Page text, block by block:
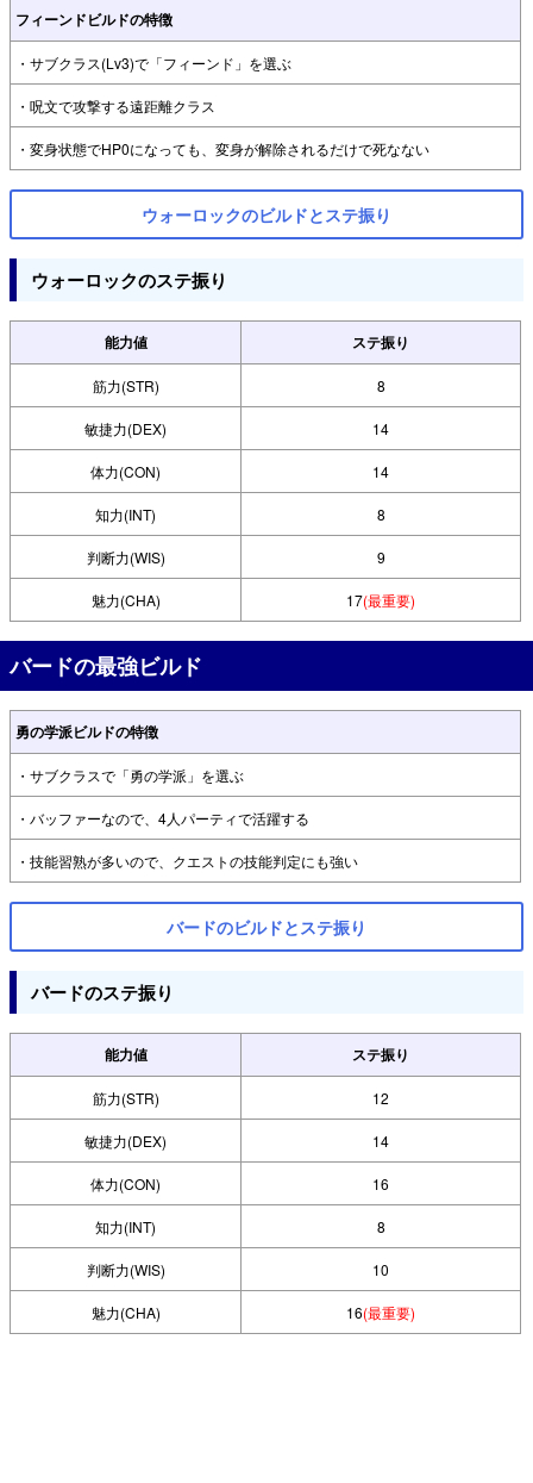
フィーンドビルドの特徴
・サブクラス(Lv3)で「フィーンド」を選ぶ
・呪文で攻撃する遠距離クラス
・変身状態でHP0になっても、変身が解除されるだけで死なない
ウォーロックのビルドとステ振り
ウォーロックのステ振り
能力値 ステ振り
筋力(STR) 8
敏捷力(DEX) 14
体力(CON) 14
知力(INT) 8
判断力(WIS) 9
魅力(CHA) 17(最重要)
バードの最強ビルド
勇の学派ビルドの特徴
・サブクラスで「勇の学派」を選ぶ
・バッファーなので、4人パーティで活躍する
・技能習熟が多いので、クエストの技能判定にも強い
バードのビルドとステ振り
バードのステ振り
能力値 ステ振り
筋力(STR) 12
敏捷力(DEX) 14
体力(CON) 16
知力(INT) 8
判断力(WIS) 10
魅力(CHA) 16(最重要)